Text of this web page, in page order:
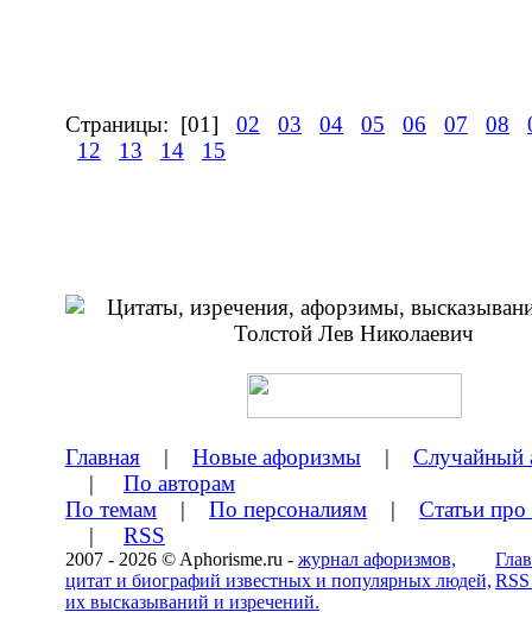
Страницы: [01] 02 03 04 05 06 07 08
12
13 14 15
Главная | Новые афоризмы | Случайный
| По авторам
По темам | По персоналиям | Статьи
| RSS
2007 - 2026 © Aphorisme.ru - журнал афоризмов,
цитат и биографий известных и популярных людей,
их высказываний и изречений.